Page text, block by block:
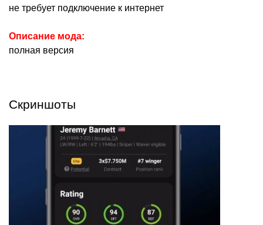
не требует подключение к интернет
Описание мода:
полная версия
Скриншоты